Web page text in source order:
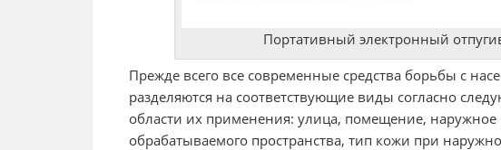
Портативный электронный
Прежде всего все современные средства борьбы с
разделяются на соответствующие виды согласно
области их применения: улица, помещение,
обрабатываемого пространства, тип кожи при